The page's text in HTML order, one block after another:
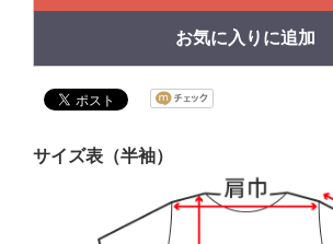
お気に入りに追加
サイズ表（半袖）